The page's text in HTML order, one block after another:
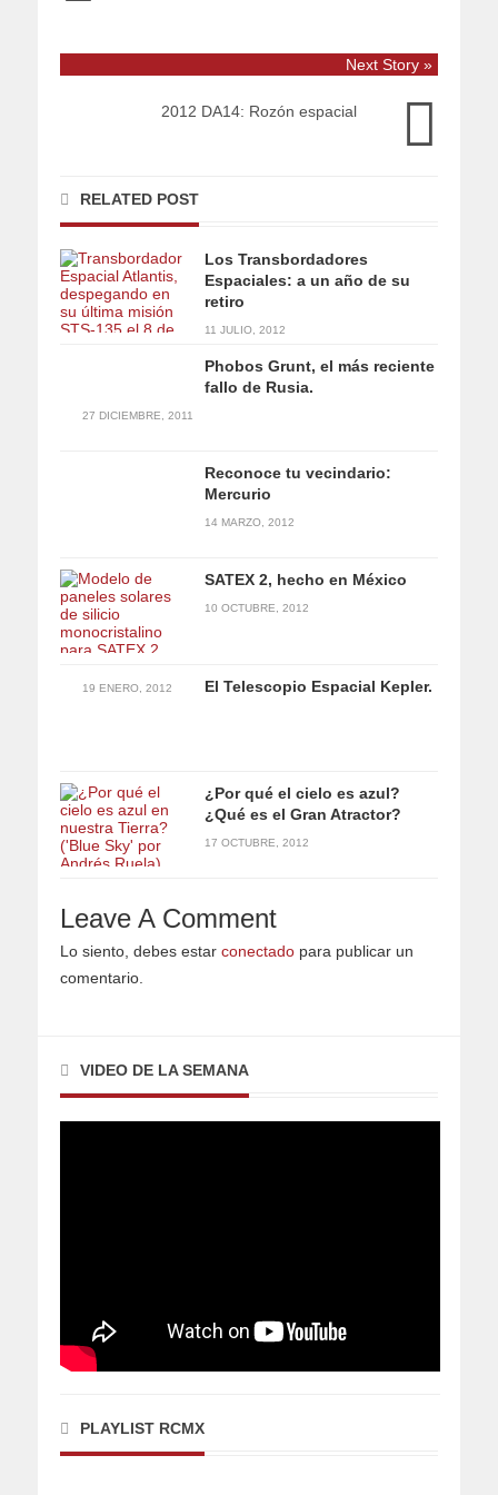
Next Story »
2012 DA14: Rozón espacial
RELATED POST
Los Transbordadores
Espaciales: a un año de su
retiro
11 JULIO, 2012
Phobos Grunt, el más reciente
fallo de Rusia.
27 DICIEMBRE, 2011
Reconoce tu vecindario:
Mercurio
14 MARZO, 2012
SATEX 2, hecho en México
10 OCTUBRE, 2012
El Telescopio Espacial Kepler.
19 ENERO, 2012
¿Por qué el cielo es azul?
¿Qué es el Gran Atractor?
17 OCTUBRE, 2012
Leave A Comment
Lo siento, debes estar conectado para publicar un
comentario.
VIDEO DE LA SEMANA
PLAYLIST RCMX